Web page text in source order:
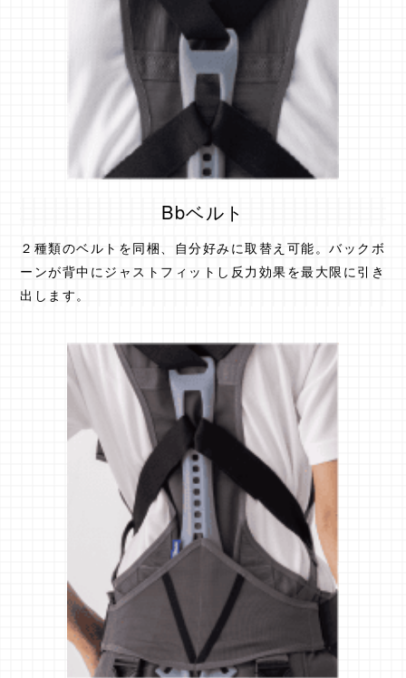
Bbベルト
２種類のベルトを同梱、自分好みに取替え可能。バックボ
ーンが背中にジャストフィットし反力効果を最大限に引き
出します。